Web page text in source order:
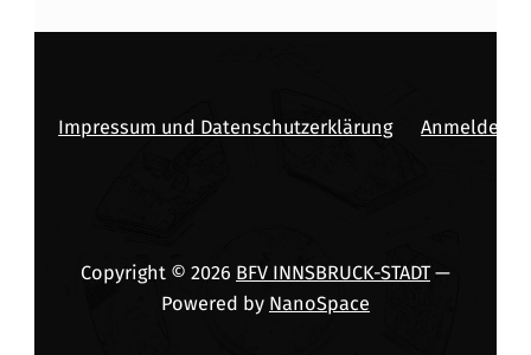
Impressum und Datenschutzerklärung Anmelden
Copyright © 2026 BFV INNSBRUCK-STADT—
Powered by NanoSpace